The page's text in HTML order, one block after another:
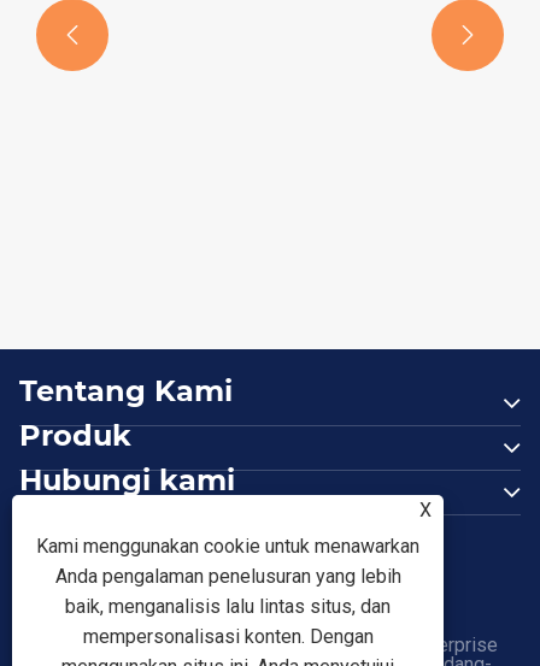
 
Tentang Kami
Produk
Hubungi kami
Hak Cipta © 2026 Tianjin Shunchen Hongye Enterprise
X
Kami menggunakan cookie untuk menawarkan
Anda pengalaman penelusuran yang lebih
baik, menganalisis lalu lintas situs, dan
mempersonalisasi konten. Dengan